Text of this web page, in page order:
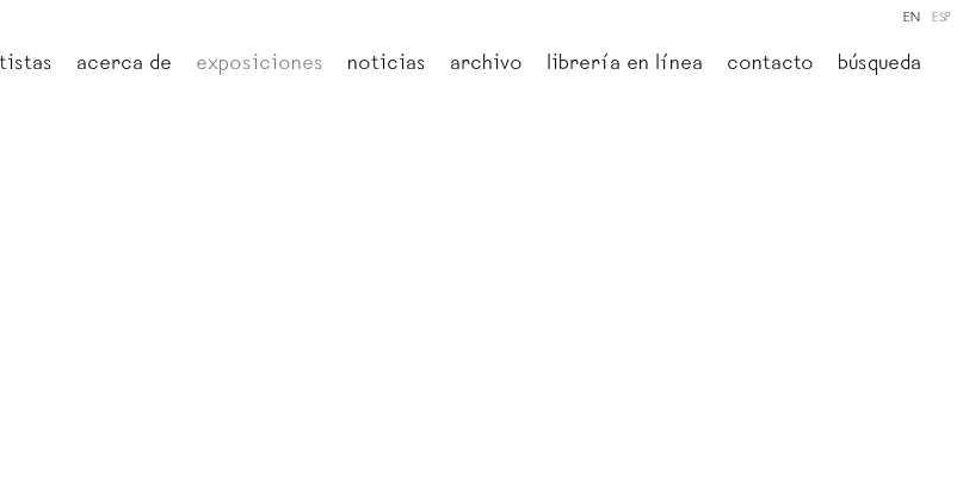
acerca de exposiciones noticias archivo librería en línea contacto búsqueda
EN ESP